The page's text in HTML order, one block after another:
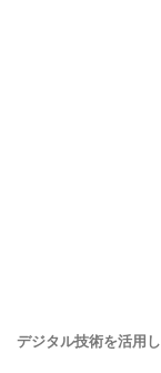
デジタル技術を活用